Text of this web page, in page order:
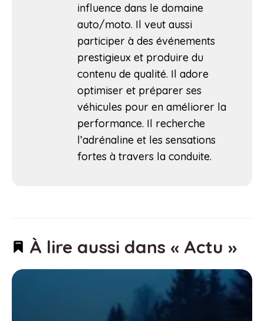
influence dans le domaine
auto/moto. Il veut aussi
participer à des événements
prestigieux et produire du
contenu de qualité. Il adore
optimiser et préparer ses
véhicules pour en améliorer la
performance. Il recherche
l’adrénaline et les sensations
fortes à travers la conduite.
À lire aussi dans « Actu »